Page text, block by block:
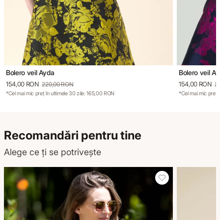
Bolero veil Ayda
154,00 RON 220,00 RON
*Cel mai mic preț în ultimele 30 zile: 165,00 RON
Bolero veil
154,00 RON
*Cel mai mic preț
Recomandări pentru tine
Alege ce ți se potrivește